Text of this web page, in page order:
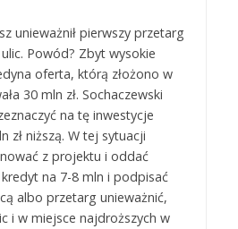
unieważnił pierwszy przetarg
Powód? Zbyt wysokie
oferta, którą złożono w
30 mln zł. Sochaczewski
na tę inwestycje
zł niższą. W tej sytuacji
z projektu i oddać
na 7-8 mln i podpisać
albo przetarg unieważnić,
i w miejsce najdroższych w